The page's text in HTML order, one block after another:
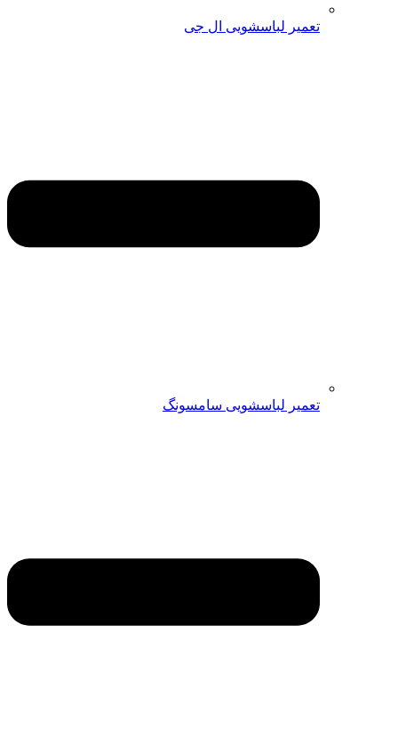
تعمیر لباسشویی ال جی
تعمیر لباسشویی سامسونگ